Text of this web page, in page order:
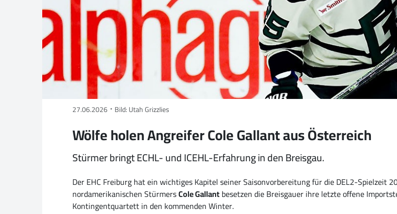
27.06.2026 Bild: Utah Grizzlies
Wölfe holen Angreifer Cole Gallant aus Österreich
Stürmer bringt ECHL- und ICEHL-Erfahrung in den Breisgau.
Der EHC Freiburg hat ein wichtiges Kapitel seiner Saisonvorbereitung für die DEL2-Spielzeit
nordamerikanischen StürmersCole Gallantbesetzen die Breisgauer ihre letzte offene
Kontingentquartett in den kommenden Winter.